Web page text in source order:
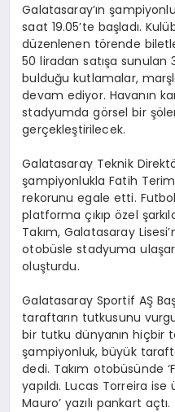
Galatasaray’ın
saat 19.05’te başladı.
düzenlenen törende
50 liradan satışa sunulan
bulduğu kutlamalar,
devam ediyor. Havanın
stadyumda görsel bir
gerçekleştirilecek.
Galatasaray Teknik
şampiyonlukla Fatih
rekorunu egale etti.
platforma çıkıp özel
Takım, Galatasaray
otobüsle stadyuma
oluşturdu.
Galatasaray Sportif AŞ
taraftarın tutkusunu
bir tutku dünyanın hiçbir
şampiyonluk, büyük
dedi. Takım otobüsünde
yapıldı. Lucas Torreira
Mauro’ yazılı pankart açtı.